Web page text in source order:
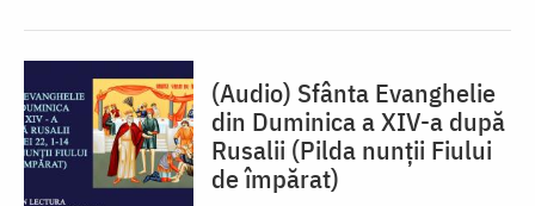
(Audio) Sfânta Evanghelie
din Duminica a XIV-a după
Rusalii (Pilda nunții Fiului
de împărat)